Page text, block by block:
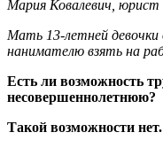
Мария Ковалевич, юрист
Мать 13-летней девочки
нанимателю взять на
Есть ли возможность
несовершеннолетнюю?
Такой возможности нет.